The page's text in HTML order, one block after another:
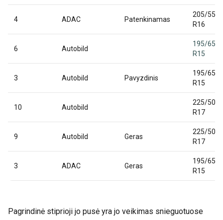
4 ADAC Patenkinamas
205/55
R16
6 Autobild
195/65
R15
3 Autobild Pavyzdinis
195/65
R15
10 Autobild
225/50
R17
9 Autobild Geras
225/50
R17
3 ADAC Geras
195/65
R15
Pagrindinė stiprioji jo pusė yra jo veikimas snieguotuose